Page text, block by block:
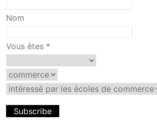
Nom
Vous êtes *